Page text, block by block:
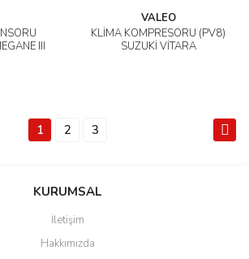
III
VALEO
KLİMA KOMPRESÖRÜ (PV8)
SUZUKİ VİTARA
1 2 3
KURUMSAL
İletişim
Hakkımızda